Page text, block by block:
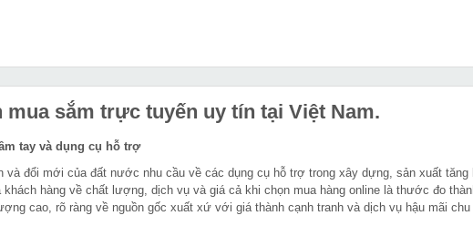
mua sắm trực tuyến uy tín tại Việt Nam.
tay và dụng cụ hỗ trợ
và đổi mới của đất nước nhu cầu về các dụng cụ hỗ trợ trong xây dựng, sản xuất
hàng về chất lượng, dịch vụ và giá cả khi chọn mua hàng online là thước đo
cao, rõ ràng về nguồn gốc xuất xứ với giá thành cạnh tranh và dịch vụ hậu mãi chu